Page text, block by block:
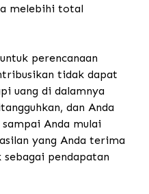
melebihi total
perencanaan
tidak dapat
uang di dalamnya
dan Anda
Anda mulai
yang Anda terima
pendapatan